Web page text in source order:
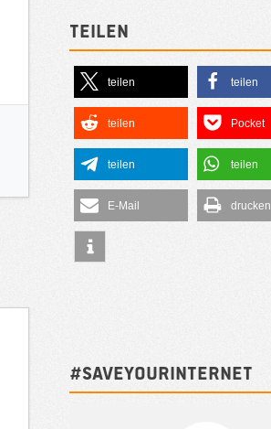
Teilen
teilen teilen
teilen Pocket
teilen teilen
E-Mail drucken
#SAVEYOURINTERNET